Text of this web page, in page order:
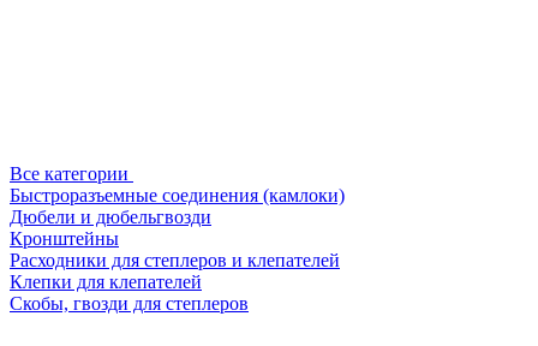
Все категории
Быстроразъемные соединения (камлоки)
Дюбели и дюбельгвозди
Кронштейны
Расходники для степлеров и клепателей
Клепки для клепателей
Скобы, гвозди для степлеров